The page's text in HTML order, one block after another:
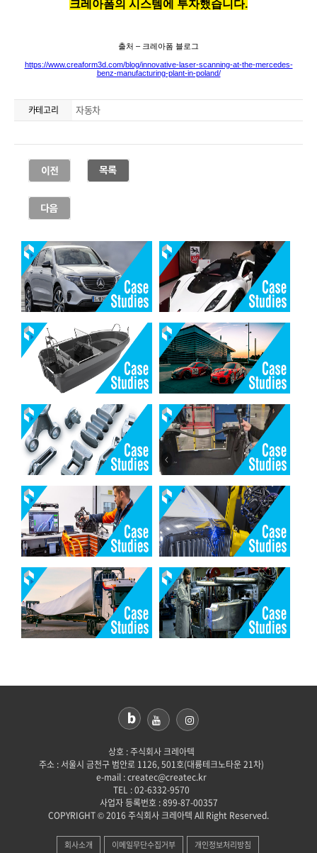
카테고리 자동차
상호 : 주식회사 크레아텍
주소 : 서울시 금천구 범안로 1126, 501호(대륭테크노타운 21차)
e-mail : createc@createc.kr
TEL : 02-6332-9570
사업자 등록번호 : 899-87-00357
COPYRIGHT © 2016 주식회사 크레아텍 All Right Reserved.
회사소개 이메일무단수집거부 개인정보처리방침